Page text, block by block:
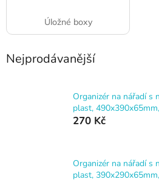
Úložné boxy
Nejprodávanější
Organizér na nářadí s
plast,
270 Kč
Organizér na nářadí s
plast,